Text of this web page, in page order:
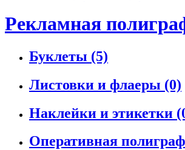
Рекламная
Буклеты (5)
Листовки и флаеры (0)
Наклейки и этикетки
Оперативная